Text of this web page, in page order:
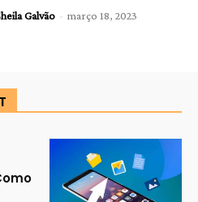
Galvão - março 18, 2023